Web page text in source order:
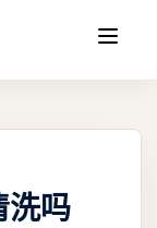
收
洗吗